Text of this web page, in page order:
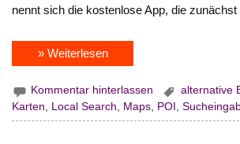
nennt sich die kostenlose App, die zunächst
» Weiterlesen
Kommentar hinterlassen alternative
Karten
Local Search Maps POI ,